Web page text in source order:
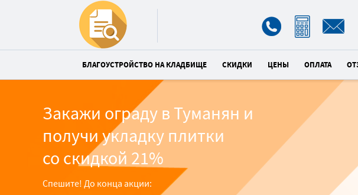
БЛАГОУСТРОЙСТВО НА КЛАДБИЩЕ СКИДКИ ЦЕНЫ ОПЛАТА
Закажи ограду в Туманян и
получи укладку плитки
со скидкой 21%
Спешите! До конца акции: